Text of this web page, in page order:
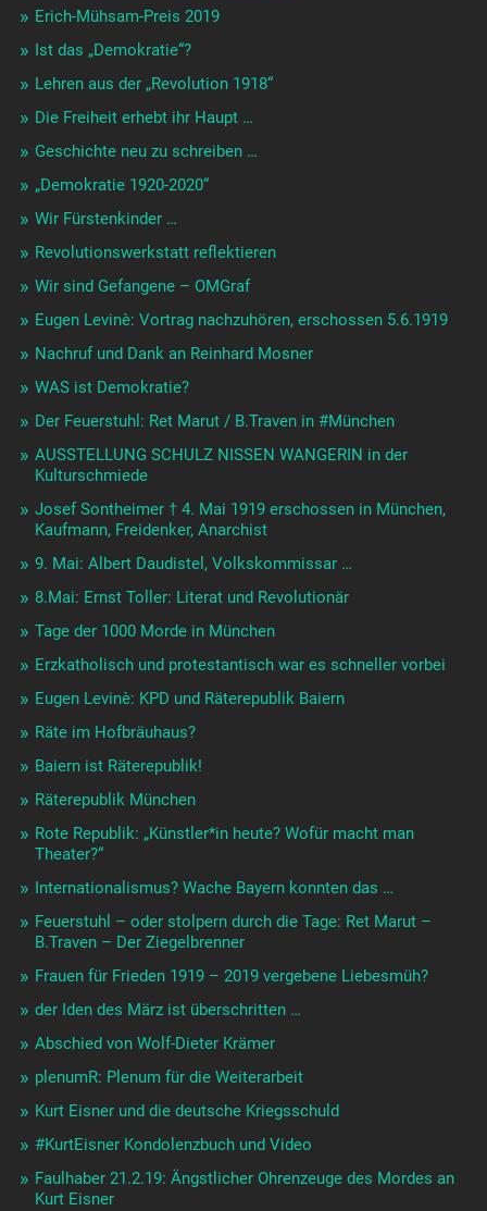
Erich-Mühsam-Preis 2019
Ist das „Demokratie“?
Lehren aus der „Revolution 1918“
Die Freiheit erhebt ihr Haupt …
Geschichte neu zu schreiben …
„Demokratie 1920-2020“
Wir Fürstenkinder …
Revolutionswerkstatt reflektieren
Wir sind Gefangene – OMGraf
Eugen Levinè: Vortrag nachzuhören, erschossen 5.6.1919
Nachruf und Dank an Reinhard Mosner
WAS ist Demokratie?
Der Feuerstuhl: Ret Marut / B.Traven in #München
AUSSTELLUNG SCHULZ NISSEN WANGERIN in der
Kulturschmiede
Josef Sontheimer † 4. Mai 1919 erschossen in München,
Kaufmann, Freidenker, Anarchist
9. Mai: Albert Daudistel, Volkskommissar …
8.Mai: Ernst Toller: Literat und Revolutionär
Tage der 1000 Morde in München
Erzkatholisch und protestantisch war es schneller vorbei
Eugen Levinè: KPD und Räterepublik Baiern
Räte im Hofbräuhaus?
Baiern ist Räterepublik!
Räterepublik München
Rote Republik: „Künstler*in heute? Wofür macht man
Theater?“
Internationalismus? Wache Bayern konnten das …
Feuerstuhl – oder stolpern durch die Tage: Ret Marut –
B.Traven – Der Ziegelbrenner
Frauen für Frieden 1919 – 2019 vergebene Liebesmüh?
der Iden des März ist überschritten …
Abschied von Wolf-Dieter Krämer
plenumR: Plenum für die Weiterarbeit
Kurt Eisner und die deutsche Kriegsschuld
#KurtEisner Kondolenzbuch und Video
Faulhaber 21.2.19: Ängstlicher Ohrenzeuge des Mordes an
Kurt Eisner